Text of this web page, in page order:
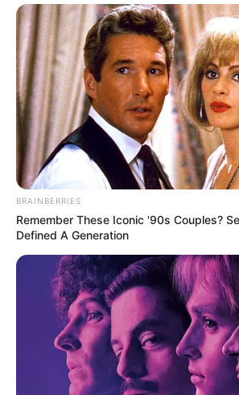
BRAINBERRIES
Remember These Iconic '90s Couples?
Defined A Generation